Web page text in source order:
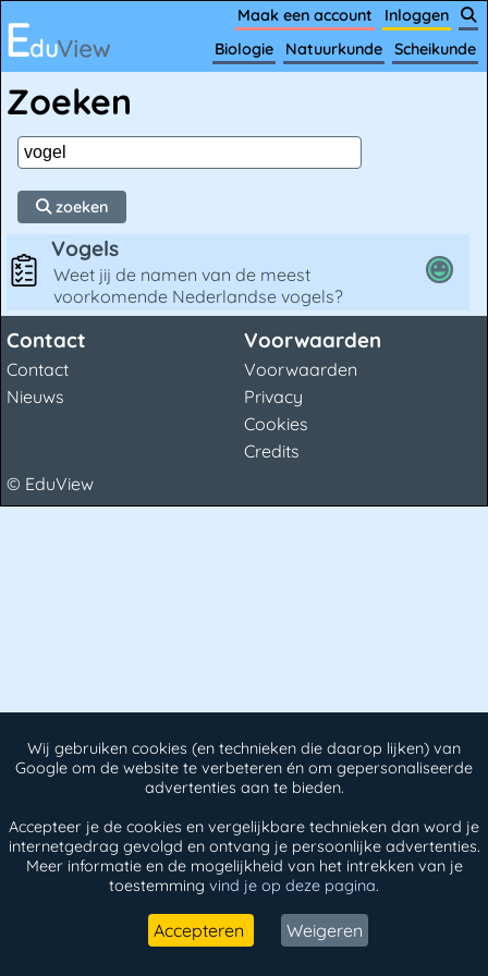
Maak een account
Inloggen
Biologie
Natuurkunde Scheikunde
Zoeken
zoeken
Vogels
Weet jij de namen van de meest
voorkomende Nederlandse vogels?
Contact
Contact
Nieuws
Voorwaarden
Voorwaarden
Privacy
Cookies
Credits
© EduView
Wij gebruiken cookies (en technieken die daarop lijken) van
Google om de website te verbeteren én om gepersonaliseerde
advertenties aan te bieden.
Accepteer je de cookies en vergelijkbare technieken dan word je
internetgedrag gevolgd en ontvang je persoonlijke advertenties.
Meer informatie en de mogelijkheid van het intrekken van je
toestemming vind je op deze pagina.
Accepteren Weigeren